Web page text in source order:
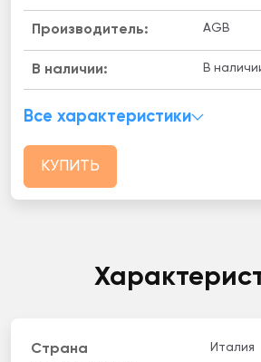
Производитель: AGB
B наличии: В
Все характеристики
КУПИТЬ
Страна
Италия